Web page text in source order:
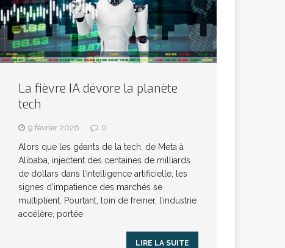
La fièvre IA dévore la planète
tech
9 février 2026 0
Alors que les géants de la tech, de Meta à
Alibaba, injectent des centaines de milliards
de dollars dans l’intelligence artificielle, les
signes d’impatience des marchés se
multiplient. Pourtant, loin de freiner, l’industrie
accélère, portée
LIRE LA SUITE